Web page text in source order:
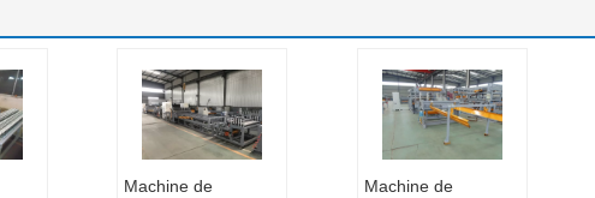
Machine de
Machine de